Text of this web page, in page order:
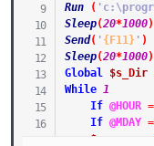
Run
(
Sleep(20*1000)
Send( ' {F11}' )
Sleep(20*1000)
Global
$s_Dir
While 1
If @HOUR =
If @MDAY =
$array